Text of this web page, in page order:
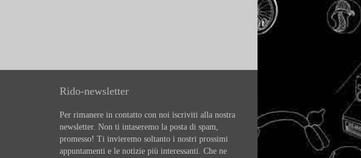
Rido-newsletter
Per rimanere in contatto con noi iscriviti alla nostra
newsletter. Non ti intaseremo la posta di spam,
promesso! Ti invieremo soltanto i nostri prossimi
appuntamenti e le notizie più interessanti. Che ne